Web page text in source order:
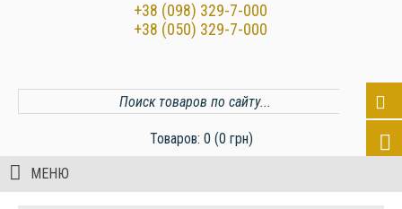
+38 (098) 329-7-000
+38 (050) 329-7-000
Товаров: 0 (0 грн)
МЕНЮ